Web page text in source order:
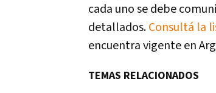
cada uno se debe
detallados.Consultá la
encuentra vigente en
TEMAS RELACIONADOS